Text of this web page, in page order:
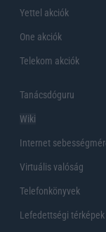
Yettel akciók
One akciók
Telekom akciók
Tanácsdóguru
Wiki
Internet
Virtuális valóság
Telefonkönyvek
Lefedettségi térképek